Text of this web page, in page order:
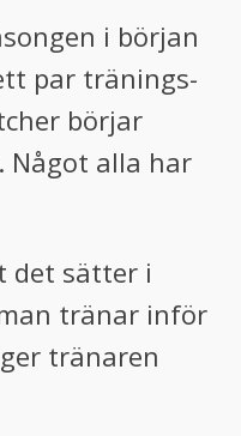
i början
par tränings-
börjar
Något alla har
det sätter i
tränar inför
tränaren